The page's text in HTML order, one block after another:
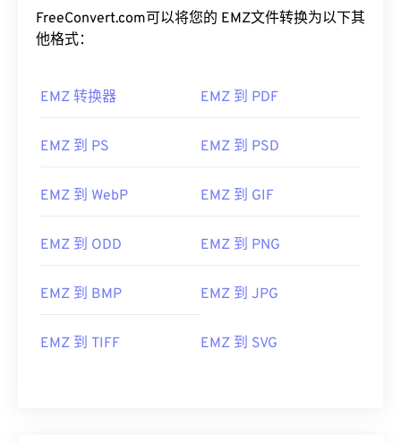
FreeConvert.com可以将您的 EMZ文件转换为以下其
他格式：
EMZ 转换器 EMZ 到 PDF
EMZ 到 PS EMZ 到 PSD
EMZ 到 WebP EMZ 到 GIF
EMZ 到 ODD EMZ 到 PNG
EMZ 到 BMP EMZ 到 JPG
EMZ 到 TIFF EMZ 到 SVG